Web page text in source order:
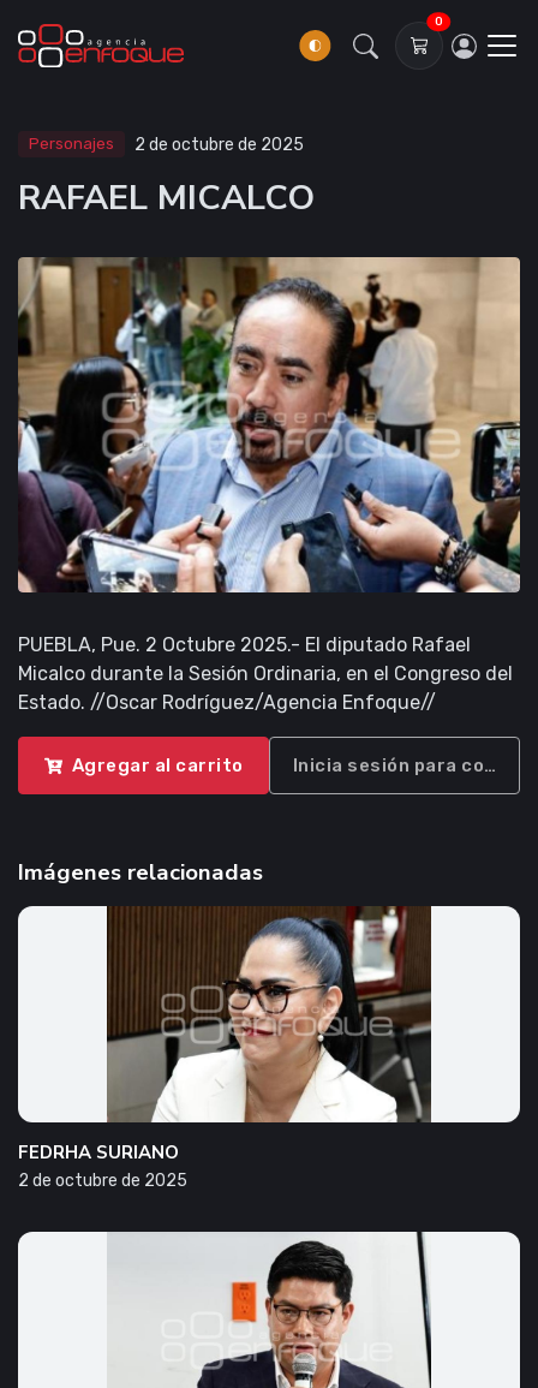
0
Personajes 2 de octubre de 2025
RAFAEL MICALCO
PUEBLA, Pue. 2 Octubre 2025.- El diputado Rafael
Micalco durante la Sesión Ordinaria, en el Congreso del
Estado. //Oscar Rodríguez/Agencia Enfoque//
Agregar al carrito Inicia sesión para
Imágenes relacionadas
FEDRHA SURIANO
2 de octubre de 2025